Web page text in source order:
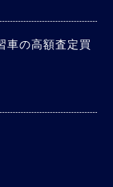
車の高額査定買